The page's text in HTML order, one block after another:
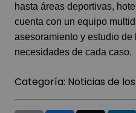
hasta áreas deportivas,
cuenta con un equipo
asesoramiento y estudio de
necesidades de cada caso.
Categoría: Noticias de